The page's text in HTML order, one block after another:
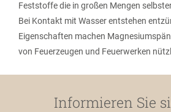
Feststoffe die in großen Mengen
Bei Kontakt mit Wasser entstehen
Eigenschaften machen
von Feuerzeugen und Feuerwerken
Informieren Sie